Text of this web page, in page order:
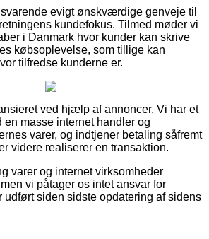
evigt ønskværdige genveje til
kundefokus. Tilmed møder vi
i Danmark hvor kunder kan skrive
købsoplevelse, som tillige kan
tilfredse kunderne er.
ved hjælp af annoncer. Vi har et
masse internet handler og
varer, og indtjener betaling såfremt
videre realiserer en transaktion.
varer og internet virksomheder
vi påtager os intet ansvar for
udført siden sidste opdatering af sidens